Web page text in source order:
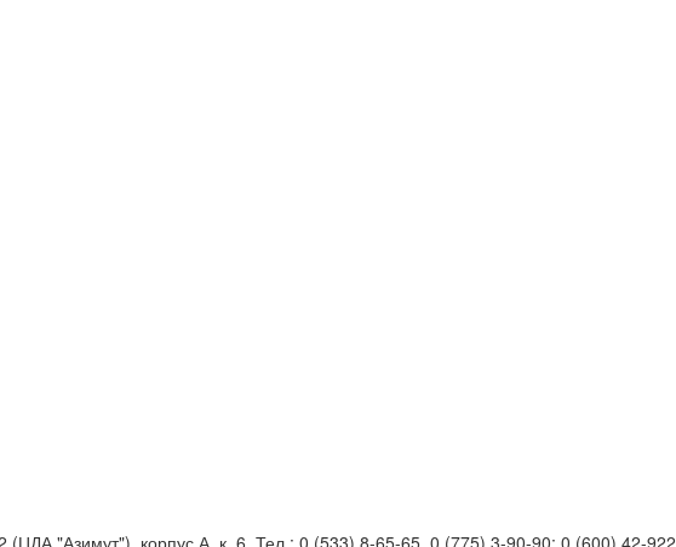
(ЦДА "Азимут"), корпус А, к. 6. Тел.: 0 (533) 8-65-65, 0 (775) 3-90-90; 0 (600) 42-922